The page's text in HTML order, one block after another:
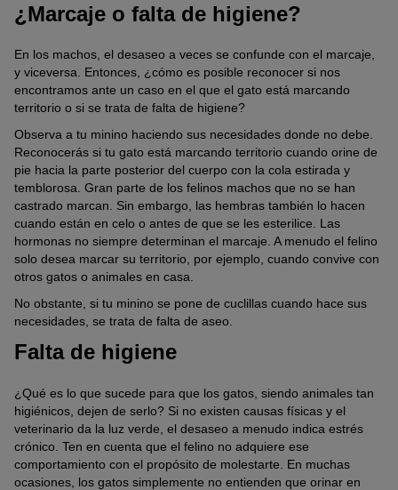
¿Marcaje o falta de higiene?
En los machos, el desaseo a veces se confunde con el marcaje,
y viceversa. Entonces, ¿cómo es posible reconocer si nos
encontramos ante un caso en el que el gato está marcando
territorio o si se trata de falta de higiene?
Observa a tu minino haciendo sus necesidades donde no debe.
Reconocerás si tu gato está marcando territorio cuando orine de
pie hacia la parte posterior del cuerpo con la cola estirada y
temblorosa. Gran parte de los felinos machos que no se han
castrado marcan. Sin embargo, las hembras también lo hacen
cuando están en celo o antes de que se les esterilice. Las
hormonas no siempre determinan el marcaje. A menudo el felino
solo desea marcar su territorio, por ejemplo, cuando convive con
otros gatos o animales en casa.
No obstante, si tu minino se pone de cuclillas cuando hace sus
necesidades, se trata de falta de aseo.
Falta de higiene
¿Qué es lo que sucede para que los gatos, siendo animales tan
higiénicos, dejen de serlo? Si no existen causas físicas y el
veterinario da la luz verde, el desaseo a menudo indica estrés
crónico. Ten en cuenta que el felino no adquiere ese
comportamiento con el propósito de molestarte. En muchas
ocasiones, los gatos simplemente no entienden que orinar en